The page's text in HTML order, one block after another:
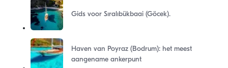
Gids voor Sıralıbükbaai (Göcek).
Haven van Poyraz (Bodrum): het meest
aangename ankerpunt